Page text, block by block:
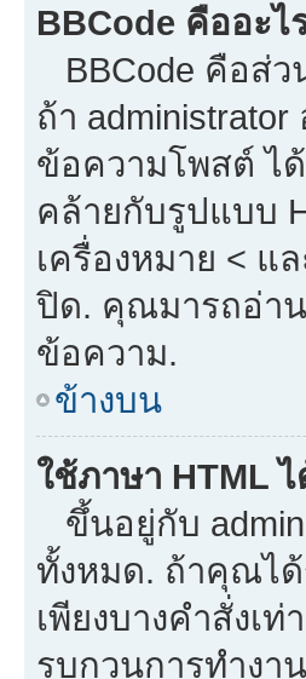
BBCode คืออะไ
BBCode คือส่ว
ถ้า
ข้อความโพสต์ ไ
คล้ายกับรูปแบบ
เครื่องหมาย < แ
ปิด. คุณมารถอ่าน
ข้อความ.
ข้างบน
ใช้ภาษา HTML
ขึ้นอยู่กับ
ทั้งหมด. ถ้าคุณไ
เพียงบางคำสั่งเ
รบกวนการทำงา